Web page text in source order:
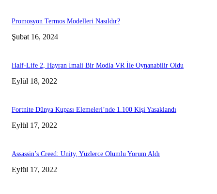
Promosyon Termos Modelleri Nasıldır?
Şubat 16, 2024
Half-Life 2, Hayran İmali Bir Modla VR İle Oynanabilir Oldu
Eylül 18, 2022
Fortnite Dünya Kupası Elemeleri’nde 1.100 Kişi Yasaklandı
Eylül 17, 2022
Assassin’s Creed: Unity, Yüzlerce Olumlu Yorum Aldı
Eylül 17, 2022